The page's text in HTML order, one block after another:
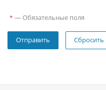
* — Обязательные поля
Сбросить